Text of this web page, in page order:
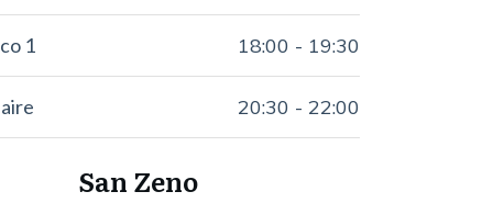
1 18:00 - 19:30
20:30 -22:00
San Zeno